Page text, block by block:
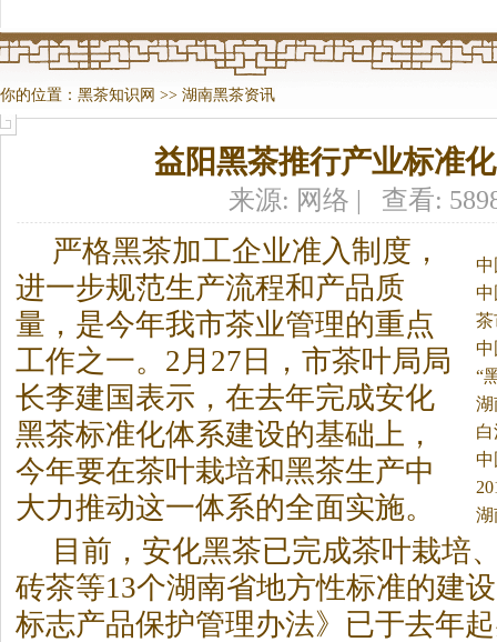
你的位置： 黑茶知识网 >> 湖南黑茶资讯
益阳黑茶推行产业标准化
来源: 网络 | 查看:
中
中
茶
中
“
中
严格黑茶加工企业准入制度，
进一步规范生产流程和产品质
量，是今年我市茶业管理的重点
工作之一。 2月27日，市茶叶局局
长李建国表示，在去年完成安化
黑茶标准化体系建设的基础上，
今年要在茶叶栽培和黑茶生产中
大力推动这一体系的全面实施。
目前，安化黑茶已完成茶叶栽培
砖茶等13个湖南省地方性标准的建
标志产品保护管理办法》已于去年